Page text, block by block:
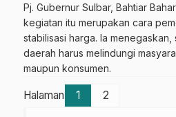
Pj. Gubernur Sulbar, Bahtiar
kegiatan itu merupakan cara
stabilisasi harga. Ia
daerah harus melindungi
maupun konsumen.
Halaman 1 2